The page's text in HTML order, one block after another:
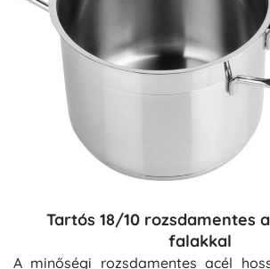
Tartós 18/10 rozsdamentes
falakkal
A minőségi rozsdamentes acél